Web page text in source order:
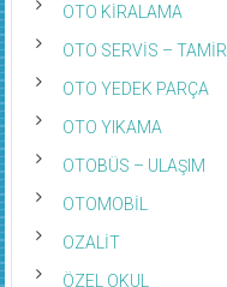
OTO KİRALAMA
OTO SERVİS – TAMİR
OTO YEDEK PARÇA
OTO YIKAMA
OTOBÜS – ULAŞIM
OTOMOBİL
OZALİT
ÖZEL OKUL